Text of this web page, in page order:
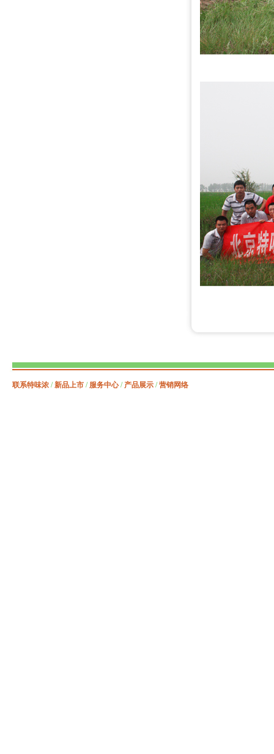
联系特味浓 /新品上市 / 服务中心/ 产品展示 /营销网络